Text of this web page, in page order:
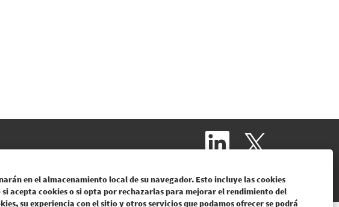
en el almacenamiento local de su navegador. Esto incluye las cookies
acepta cookies o si opta por rechazarlas para mejorar el rendimiento del
su experiencia con el sitio y otros servicios que podamos ofrecer se podrá
S
a
e
e
n
S
e
r
e
e
n